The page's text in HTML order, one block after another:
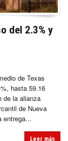
del 2.3% y
de Texas
hasta 59.16
de la alianza
de Nueva
entrega...
Leer más